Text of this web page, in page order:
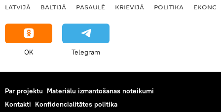
LATVIJĀ BALTIJĀ PASAULĒ KRIEVIJĀ POLITIKA
OK Telegram
Par projektu Materiālu izmantošanas noteikumi
Kontakti Konfidencialitātes politika